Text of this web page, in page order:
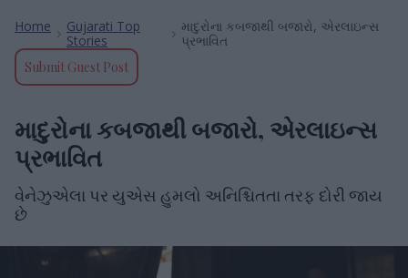
Home
Gujarati Top
Stories
માદુરોના કબજાથી બજારો, એરલાઇન્સ
પ્રભાવિત
Submit Guest Post
માદુરોના કબજાથી બજારો, એરલાઇન્સ
પ્રભાવિત
વેનેઝુએલા પર યુએસ હુમલો અનિશ્ચિતતા તરફ દોરી જાય
છે